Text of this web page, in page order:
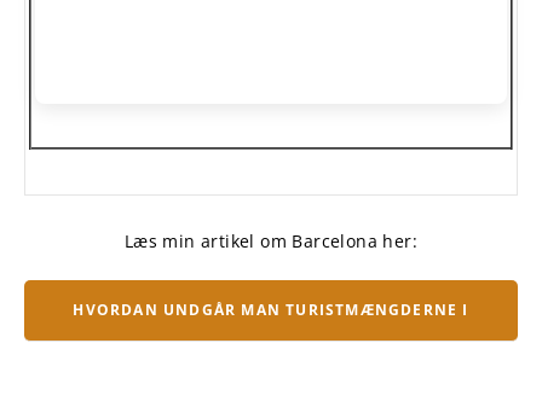
Læs min artikel om Barcelona her:
HVORDAN UNDGÅR MAN TURISTMÆNGDERNE I